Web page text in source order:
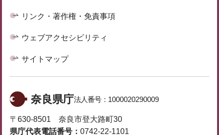
リンク・著作権・免責事項
ウェブアクセシビリティ
サイトマップ
奈良県庁法人番号： 1000020290009
〒630-8501 奈良市登大路町30
県庁代表電話番号： 0742-22-1101